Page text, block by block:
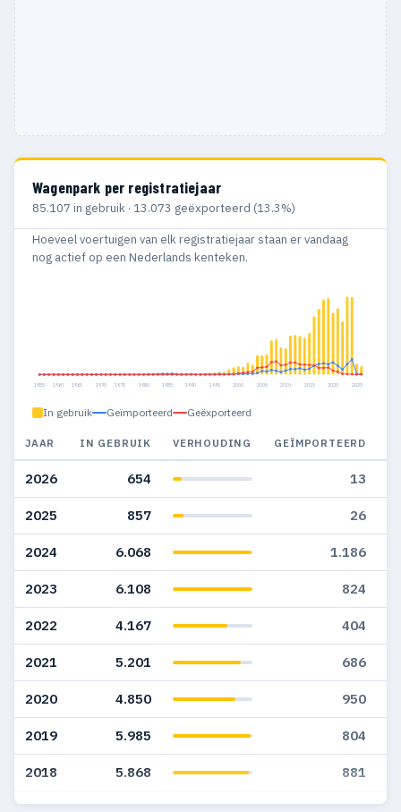
Wagenpark per registratiejaar
85.107 in gebruik · 13.073 geëxporteerd (13.3%)
Hoeveel voertuigen van elk registratiejaar staan er vandaag
nog actief op een Nederlands kenteken.
1955 1960 1965 1970 1975 1980 1985 1990 1995 2000 2005 2010 2015 2020 2025
In gebruik Geïmporteerd Geëxporteerd
JAAR IN GEBRUIK VERHOUDING GEÏMPORTEERD
2026 654 13
2025 857 26
2024 6.068 1.186
2023 6.108 824
2022 4.167 404
2021 5.201 686
2020 4.850 950
2019 5.985 804
2018 5.868 881